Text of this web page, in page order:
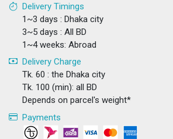
Delivery Timings
1~3 days : Dhaka city
3~5 days : All BD
1~4 weeks: Abroad
Delivery Charge
Tk. 60 : the Dhaka city
Tk. 100 (min): all BD
Depends on parcel's weight*
Payments